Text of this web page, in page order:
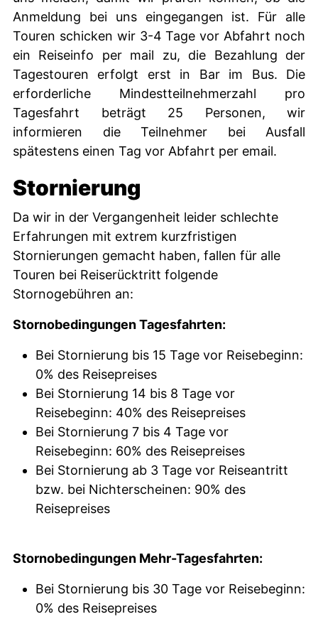
Anmeldung bei uns eingegangen ist. Für alle
Touren schicken wir 3-4 Tage vor Abfahrt noch
ein Reiseinfo per mail zu, die Bezahlung der
Tagestouren erfolgt erst in Bar im Bus. Die
erforderliche Mindestteilnehmerzahl pro
Tagesfahrt beträgt 25 Personen, wir
informieren die Teilnehmer bei Ausfall
spätestens einen Tag vor Abfahrt per email.
Stornierung
Da wir in der Vergangenheit leider schlechte
Erfahrungen mit extrem kurzfristigen
Stornierungen gemacht haben, fallen für alle
Touren bei Reiserücktritt folgende
Stornogebühren an:
Stornobedingungen Tagesfahrten:
Bei Stornierung bis 15 Tage vor Reisebeginn:
0% des Reisepreises
Bei Stornierung 14 bis 8 Tage vor
Reisebeginn: 40% des Reisepreises
Bei Stornierung 7 bis 4 Tage vor
Reisebeginn: 60% des Reisepreises
Bei Stornierung ab 3 Tage vor Reiseantritt
bzw. bei Nichterscheinen: 90% des
Reisepreises
Stornobedingungen Mehr-Tagesfahrten:
Bei Stornierung bis 30 Tage vor Reisebeginn:
0% des Reisepreises